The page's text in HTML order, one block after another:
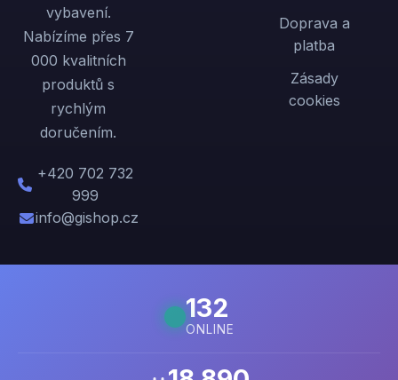
vybavení.
Nabízíme přes 7
000 kvalitních
produktů s
rychlým
doručením.
+420 702 732
999
info@gishop.cz
Doprava a
platba
Zásady
cookies
132
ONLINE